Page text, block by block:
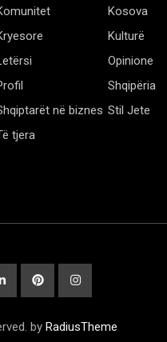
Kosova
Kulturë
Opinione
Shqipëria
në biznes Stil Jete
tjera
by RadiusTheme